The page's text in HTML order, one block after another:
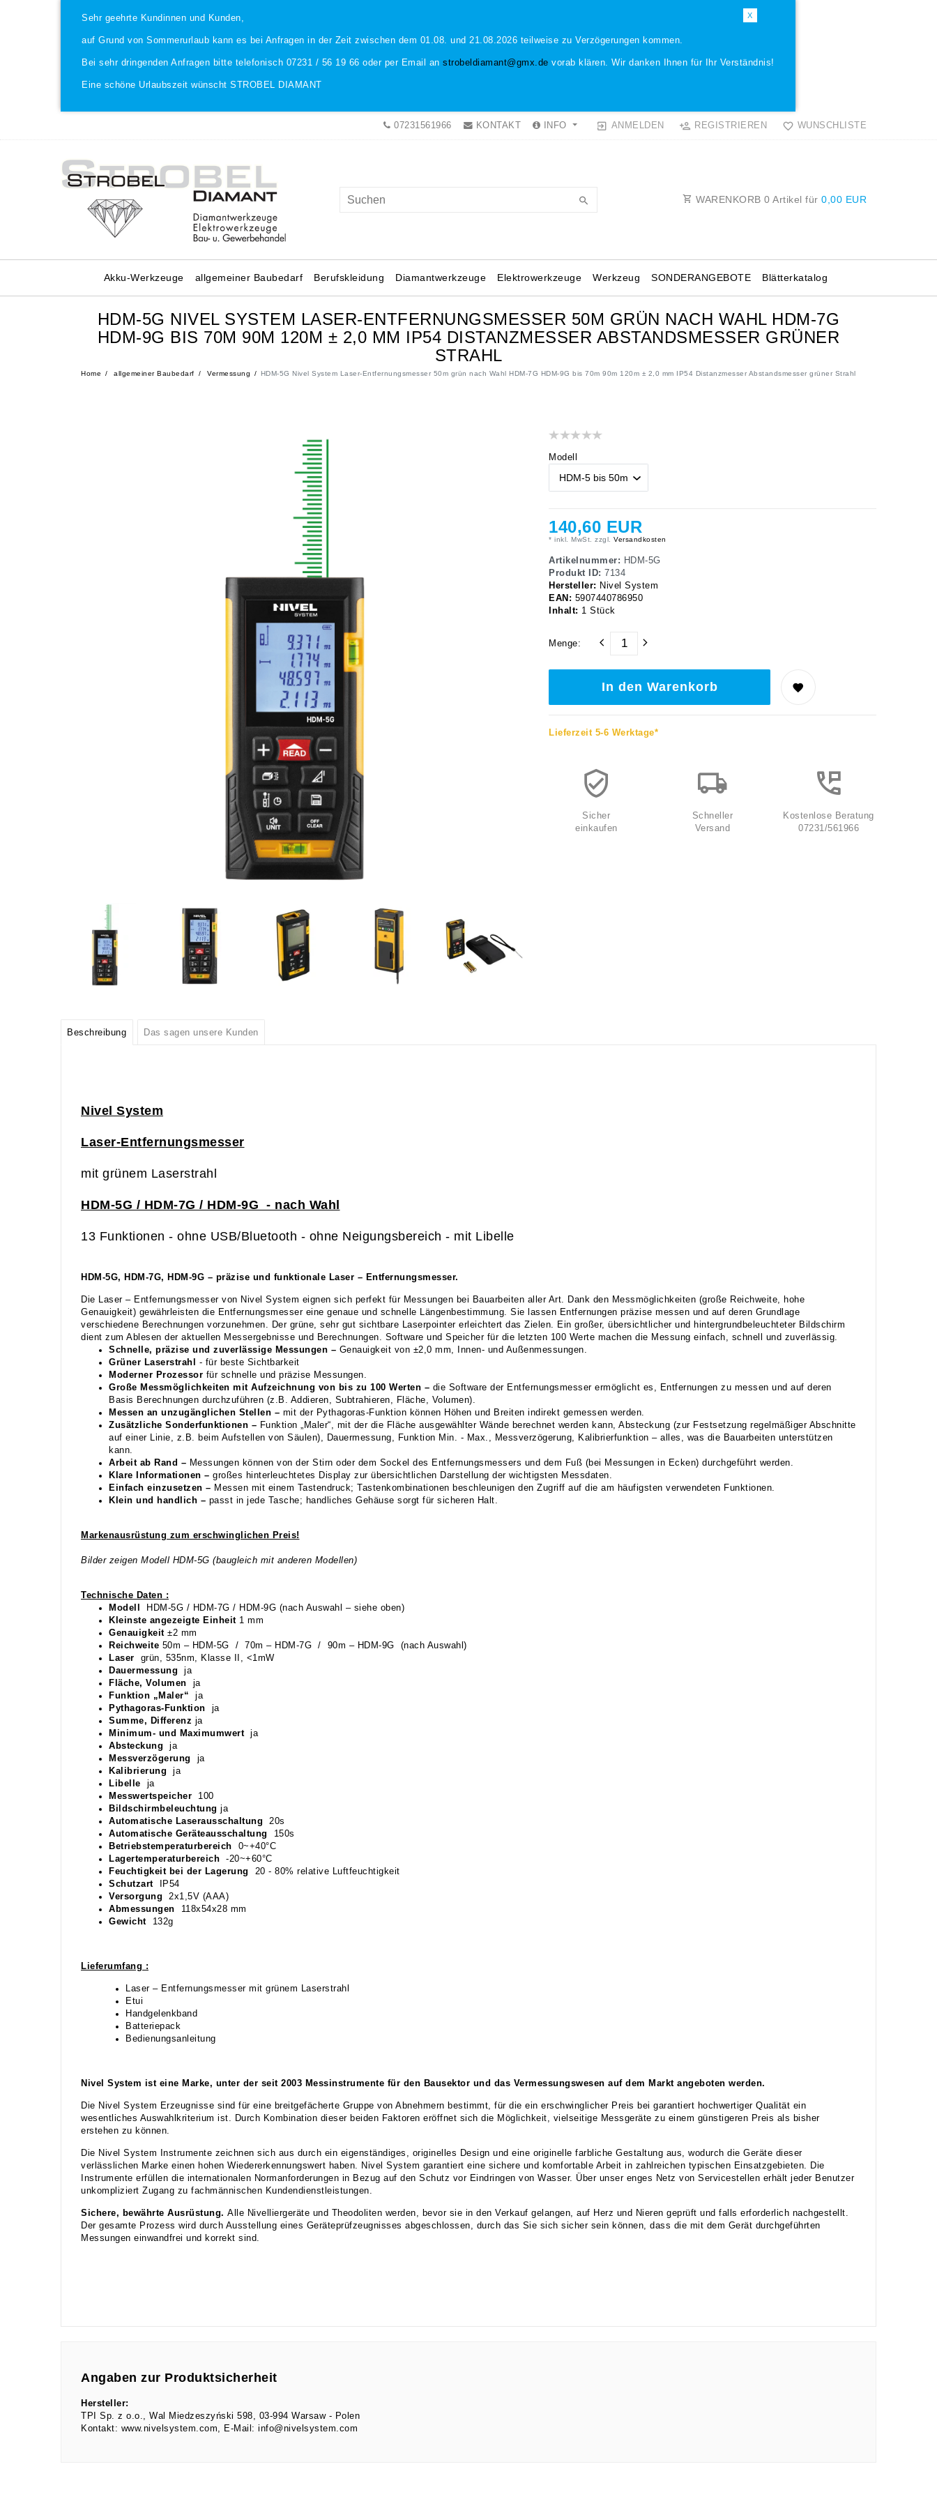
X
Sehr geehrte Kundinnen und Kunden,
auf Grund von Sommerurlaub kann es bei Anfragen in der Zeit zwischen dem 01.08. und 21.08.2026 teilweise zu Verzögerungen kommen.
Bei sehr dringenden Anfragen bitte telefonisch 07231 / 56 19 66 oder per Email an strobeldiamant@gmx.de vorab klären. Wir danken Ihnen für Ihr Verständnis!
Eine schöne Urlaubszeit wünscht STROBEL DIAMANT
07231561966 KONTAKT INFO ANMELDEN REGISTRIEREN WUNSCHLISTE
WARENKORB 0 Artikel für 0,00 EUR
Akku-Werkzeuge allgemeiner Baubedarf Berufskleidung Diamantwerkzeuge Elektrowerkzeuge Werkzeug Blätterkatalog
SONDERANGEBOTE
HDM-5G NIVEL SYSTEM LASER-ENTFERNUNGSMESSER 50M GRÜN NACH WAHL HDM-7G
HDM-9G BIS 70M 90M 120M ± 2,0 MM IP54 DISTANZMESSER ABSTANDSMESSER GRÜNER
STRAHL
Home allgemeiner Baubedarf Vermessung HDM-5G Nivel System Laser-Entfernungsmesser 50m grün nach Wahl HDM-7G HDM-9G bis 70m 90m 120m ± 2,0 mm IP54 Distanzmesser Abstandsmesser grüner Strahl
Modell
140,60 EUR
* inkl. MwSt. zzgl. Versandkosten
Artikelnummer: HDM-5G
Produkt ID: 7134
Hersteller: Nivel System
EAN: 5907440786950
Inhalt: 1 Stück
Menge:
In den Warenkorb
Lieferzeit 5-6 Werktage*
Sicher
einkaufen
Schneller
Versand
Kostenlose Beratung
07231/561966
Beschreibung Das sagen unsere Kunden
Nivel System
Laser-Entfernungsmesser
mit grünem Laserstrahl
HDM-5G / HDM-7G / HDM-9G - nach Wahl
13 Funktionen - ohne USB/Bluetooth - ohne Neigungsbereich - mit Libelle
HDM-5G, HDM-7G, HDM-9G – präzise und funktionale Laser – Entfernungsmesser.
Die Laser – Entfernungsmesser von Nivel System eignen sich perfekt für Messungen bei Bauarbeiten aller Art. Dank den Messmöglichkeiten (große Reichweite, hohe
Genauigkeit) gewährleisten die Entfernungsmesser eine genaue und schnelle Längenbestimmung. Sie lassen Entfernungen präzise messen und auf deren Grundlage
verschiedene Berechnungen vorzunehmen. Der grüne, sehr gut sichtbare Laserpointer erleichtert das Zielen. Ein großer, übersichtlicher und hintergrundbeleuchteter Bildschirm
dient zum Ablesen der aktuellen Messergebnisse und Berechnungen. Software und Speicher für die letzten 100 Werte machen die Messung einfach, schnell und zuverlässig.
Schnelle, präzise und zuverlässige Messungen – Genauigkeit von ±2,0 mm, Innen- und Außenmessungen.
Grüner Laserstrahl
- für beste Sichtbarkeit
Moderner Prozessor für schnelle und präzise Messungen.
Große Messmöglichkeiten mit Aufzeichnung von bis zu 100 Werten – die Software der Entfernungsmesser ermöglicht es, Entfernungen zu messen und auf deren
Basis Berechnungen durchzuführen (z.B. Addieren, Subtrahieren, Fläche, Volumen).
Messen an unzugänglichen Stellen – mit der Pythagoras-Funktion können Höhen und Breiten indirekt gemessen werden.
Zusätzliche Sonderfunktionen – Funktion „Maler“, mit der die Fläche ausgewählter Wände berechnet werden kann, Absteckung (zur Festsetzung regelmäßiger Abschnitte
auf einer Linie, z.B. beim Aufstellen von Säulen), Dauermessung, Funktion Min. - Max., Messverzögerung, Kalibrierfunktion – alles, was die Bauarbeiten unterstützen
kann.
Arbeit ab Rand – Messungen können von der Stirn oder dem Sockel des Entfernungsmessers und dem Fuß (bei Messungen in Ecken) durchgeführt werden.
Klare Informationen – großes hinterleuchtetes Display zur übersichtlichen Darstellung der wichtigsten Messdaten.
Einfach einzusetzen – Messen mit einem Tastendruck; Tastenkombinationen beschleunigen den Zugriff auf die am häufigsten verwendeten Funktionen.
Klein und handlich – passt in jede Tasche; handliches Gehäuse sorgt für sicheren Halt.
Markenausrüstung zum erschwinglichen Preis!
Bilder zeigen Modell HDM-5G (baugleich mit anderen Modellen)
Technische Daten :
Modell
HDM-5G / HDM-7G / HDM-9G (nach Auswahl – siehe oben)
Kleinste angezeigte Einheit 1 mm
Genauigkeit ±2 mm
Reichweite 50m – HDM-5G / 70m – HDM-7G / 90m – HDM-9G (nach Auswahl)
Laser grün, 535nm, Klasse II, <1mW
Dauermessung ja
Fläche, Volumen ja
Funktion „Maler“ ja
Pythagoras-Funktion ja
Summe, Differenz ja
Minimum- und Maximumwert ja
Absteckung ja
Messverzögerung ja
Kalibrierung ja
Libelle ja
Messwertspeicher 100
Bildschirmbeleuchtung ja
Automatische Laserausschaltung 20s
Automatische Geräteausschaltung
150s
Betriebstemperaturbereich 0~+40°C
Lagertemperaturbereich -20~+60°C
Feuchtigkeit bei der Lagerung 20 - 80% relative Luftfeuchtigkeit
Schutzart
IP54
Versorgung 2x1,5V (AAA)
Abmessungen
118x54x28 mm
Gewicht
132g
Lieferumfang :
Laser – Entfernungsmesser mit grünem Laserstrahl
Etui
Handgelenkband
Batteriepack
Bedienungsanleitung
Nivel System ist eine Marke, unter der seit 2003 Messinstrumente für den Bausektor und das Vermessungswesen auf dem Markt angeboten werden.
Die Nivel System Erzeugnisse sind für eine breitgefächerte Gruppe von Abnehmern bestimmt, für die ein erschwinglicher Preis bei garantiert hochwertiger Qualität ein
wesentliches Auswahlkriterium ist. Durch Kombination dieser beiden Faktoren eröffnet sich die Möglichkeit, vielseitige Messgeräte zu einem günstigeren Preis als bisher
erstehen zu können.
Die Nivel System Instrumente zeichnen sich aus durch ein eigenständiges, originelles Design und eine originelle farbliche Gestaltung aus, wodurch die Geräte dieser
verlässlichen Marke einen hohen Wiedererkennungswert haben. Nivel System garantiert eine sichere und komfortable Arbeit in zahlreichen typischen Einsatzgebieten. Die
Instrumente erfüllen die internationalen Normanforderungen in Bezug auf den Schutz vor Eindringen von Wasser. Über unser enges Netz von Servicestellen erhält jeder Benutzer
unkompliziert Zugang zu fachmännischen Kundendienstleistungen.
Sichere, bewährte Ausrüstung. Alle Nivelliergeräte und Theodoliten werden, bevor sie in den Verkauf gelangen, auf Herz und Nieren geprüft und falls erforderlich nachgestellt.
Der gesamte Prozess wird durch Ausstellung eines Geräteprüfzeugnisses abgeschlossen, durch das Sie sich sicher sein können, dass die mit dem Gerät durchgeführten
Messungen einwandfrei und korrekt sind.
Angaben zur Produktsicherheit
Hersteller:
TPI Sp. z o.o.
Wal Miedzeszyński 598 03-994 Warsaw
Polen
Kontakt: www.nivelsystem.com E-Mail: info@nivelsystem.com